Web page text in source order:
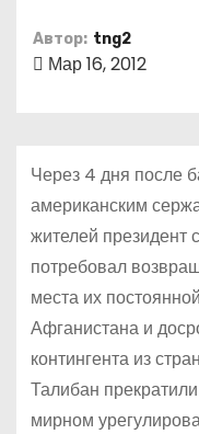
Автор: tng2
Мар 16, 2012
Через 4 дня после
американским
жителей президент
потребовал
места их
Афганистана и
контингента из
Талибан
мирном